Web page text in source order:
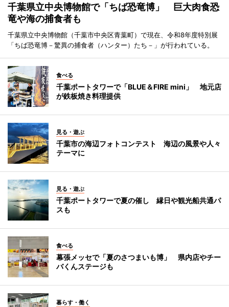
千葉県立中央博物館で「ちば恐竜博」 巨大肉食恐
竜や海の捕食者も
千葉県立中央博物館（千葉市中央区青葉町）で現在、令和8年度特別展
「ちば恐竜博－驚異の捕食者（ハンター）たち－」が行われている。
食べる
千葉ポートタワーで「BLUE＆FIRE mini」 地元店
が鉄板焼き料理提供
見る・遊ぶ
千葉市の海辺フォトコンテスト 海辺の風景や人々
テーマに
見る・遊ぶ
千葉ポートタワーで夏の催し 縁日や観光船共通パ
スも
食べる
幕張メッセで「夏のさつまいも博」 県内店やチー
バくんステージも
暮らす・働く